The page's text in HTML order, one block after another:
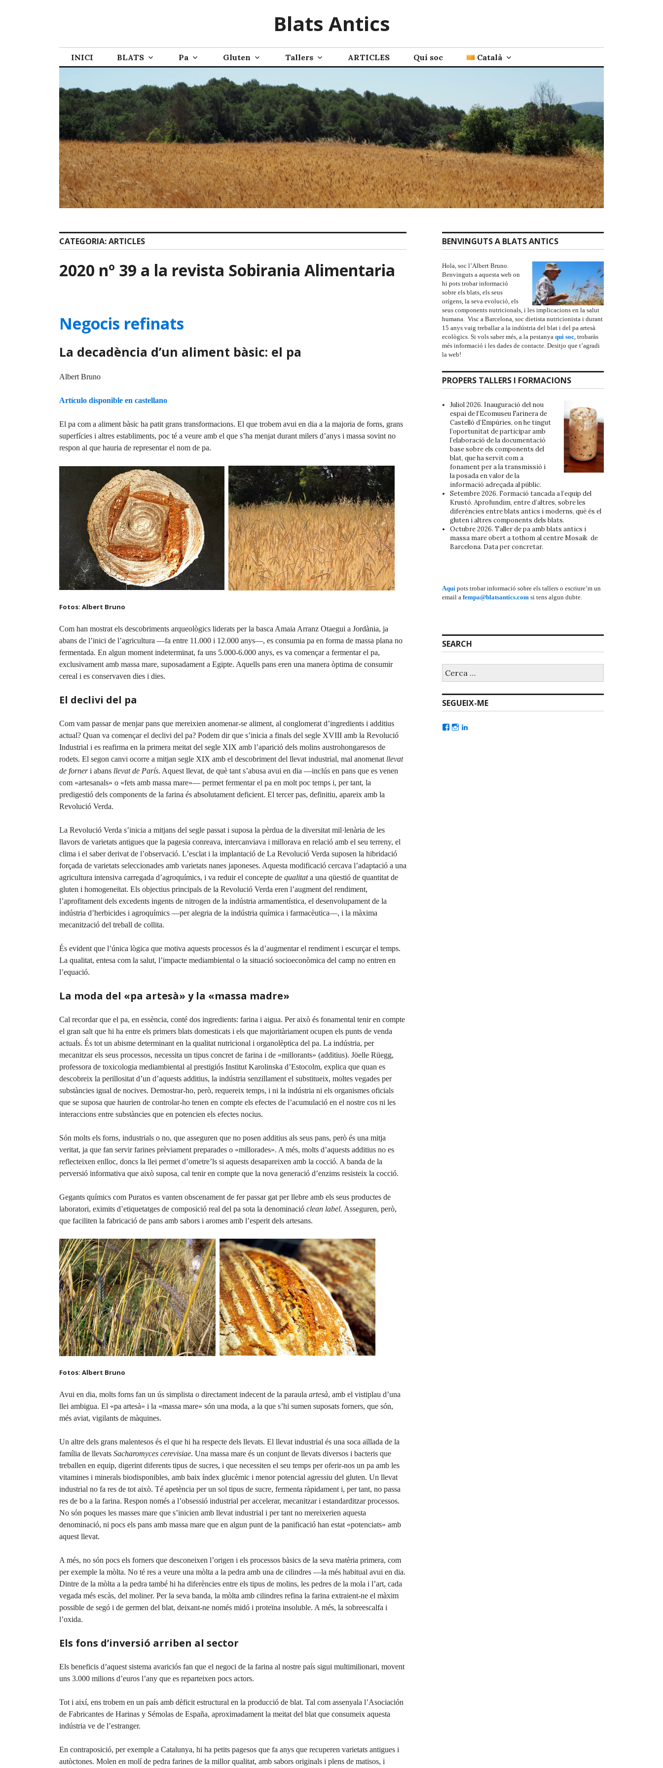
Blats Antics
INICI BLATS Pa Gluten Tallers ARTICLES Qui soc Català
CATEGORIA:ARTICLES
2020 nº 39 a la revista Sobirania Alimentaria
Negocis refinats
La decadència d’un aliment bàsic: el pa
Albert Bruno
Artículo disponible en castellano
El pa com a aliment bàsic ha patit grans transformacions. El que trobem avui en dia a la majoria de forns, grans
superfícies i altres establiments, poc té a veure amb el que s’ha menjat durant milers d’anys i massa sovint no
respon al que hauria de representar el nom de pa.
Fotos: Albert Bruno
Com han mostrat els descobriments arqueològics liderats per la basca Amaia Arranz Otaegui a Jordània, ja
abans de l’inici de l’agricultura —fa entre 11.000 i 12.000 anys—, es consumia pa en forma de massa plana no
fermentada. En algun moment indeterminat, fa uns 5.000-6.000 anys, es va començar a fermentar el pa,
exclusivament amb massa mare, suposadament a Egipte. Aquells pans eren una manera òptima de consumir
cereal i es conservaven dies i dies.
El declivi del pa
Com vam passar de menjar pans que mereixien anomenar-se aliment, al conglomerat d’ingredients i additius
actual? Quan va començar el declivi del pa? Podem dir que s’inicia a finals del segle XVIII amb la Revolució
Industrial i es reafirma en la primera meitat del segle XIX amb l’aparició dels molins austrohongaresos de
rodets. El segon canvi ocorre a mitjan segle XIX amb el descobriment del llevat industrial, mal anomenat llevat
de forneri abans llevat de París. Aquest llevat, de què tant s’abusa avui en dia —inclús en pans que es venen
com «artesanals» o «fets amb massa mare»— permet fermentar el pa en molt poc temps i, per tant, la
predigestió dels components de la farina és absolutament deficient. El tercer pas, definitiu, apareix amb la
Revolució Verda.
La Revolució Verda s’inicia a mitjans del segle passat i suposa la pèrdua de la diversitat mil·lenària de les
llavors de varietats antigues que la pagesia conreava, intercanviava i millorava en relació amb el seu terreny, el
clima i el saber derivat de l’observació. L’esclat i la implantació de La Revolució Verda suposen la hibridació
forçada de varietats seleccionades amb varietats nanes japoneses. Aquesta modificació cercava l’adaptació a una
agricultura intensiva carregada d’agroquímics, i va reduir el concepte de qualitata una qüestió de quantitat de
gluten i homogeneïtat. Els objectius principals de la Revolució Verda eren l’augment del rendiment,
l’aprofitament dels excedents ingents de nitrogen de la indústria armamentística, el desenvolupament de la
indústria d’herbicides i agroquímics —per alegria de la indústria química i farmacèutica—, i la màxima
mecanització del treball de collita.
És evident que l’única lògica que motiva aquests processos és la d’augmentar el rendiment i escurçar el temps.
La qualitat, entesa com la salut, l’impacte mediambiental o la situació socioeconòmica del camp no entren en
l’equació.
La moda del «pa artesà» y la «massa madre»
Cal recordar que el pa, en essència, conté dos ingredients: farina i aigua. Per això és fonamental tenir en compte
el gran salt que hi ha entre els primers blats domesticats i els que majoritàriament ocupen els punts de venda
actuals. És tot un abisme determinant en la qualitat nutricional i organolèptica del pa. La indústria, per
mecanitzar els seus processos, necessita un tipus concret de farina i de «millorants» (additius). Jöelle Rüegg,
professora de toxicologia mediambiental al prestigiós Institut Karolinska d’Estocolm, explica que quan es
descobreix la perillositat d’un d’aquests additius, la indústria senzillament el substitueix, moltes vegades per
substàncies igual de nocives. Demostrar-ho, però, requereix temps, i ni la indústria ni els organismes oficials
que se suposa que haurien de controlar-ho tenen en compte els efectes de l’acumulació en el nostre cos ni les
interaccions entre substàncies que en potencien els efectes nocius.
Són molts els forns, industrials o no, que asseguren que no posen additius als seus pans, però és una mitja
veritat, ja que fan servir farines prèviament preparades o «millorades». A més, molts d’aquests additius no es
reflecteixen enlloc, doncs la llei permet d’ometre’ls si aquests desapareixen amb la cocció. A banda de la
perversió informativa que això suposa, cal tenir en compte que la nova generació d’enzims resisteix la cocció.
Gegants químics com Puratos es vanten obscenament de fer passar gat per llebre amb els seus productes de
laboratori, eximits d’etiquetatges de composició real del pa sota la denominació clean label. Asseguren, però,
que faciliten la fabricació de pans amb sabors i aromes amb l’esperit dels artesans.
Fotos: Albert Bruno
Avui en dia, molts forns fan un ús simplista o directament indecent de la paraula artesà, amb el vistiplau d’una
llei ambigua. El «pa artesà» i la «massa mare» són una moda, a la que s’hi sumen suposats forners, que són,
més aviat, vigilants de màquines.
Un altre dels grans malentesos és el que hi ha respecte dels llevats. El llevat industrial és una soca aïllada de la
família de llevats Sacharomyces cerevisiae. Una massa mare és un conjunt de llevats diversos i bacteris que
treballen en equip, digerint diferents tipus de sucres, i que necessiten el seu temps per oferir-nos un pa amb les
vitamines i minerals biodisponibles, amb baix índex glucèmic i menor potencial agressiu del gluten. Un llevat
industrial no fa res de tot això. Té apetència per un sol tipus de sucre, fermenta ràpidament i, per tant, no passa
res de bo a la farina. Respon només a l’obsessió industrial per accelerar, mecanitzar i estandarditzar processos.
No són poques les masses mare que s’inicien amb llevat industrial i per tant no mereixerien aquesta
denominació, ni pocs els pans amb massa mare que en algun punt de la panificació han estat «potenciats» amb
aquest llevat.
A més, no són pocs els forners que desconeixen l’origen i els processos bàsics de la seva matèria primera, com
per exemple la mòlta. No té res a veure una mòlta a la pedra amb una de cilindres —la més habitual avui en dia.
Dintre de la mòlta a la pedra també hi ha diferències entre els tipus de molins, les pedres de la mola i l’art, cada
vegada més escàs, del moliner. Per la seva banda, la mòlta amb cilindres refina la farina extraient-ne el màxim
possible de segó i de germen del blat, deixant-ne només midó i proteïna insoluble. A més, la sobreescalfa i
l’oxida.
Els fons d’inversió arriben al sector
Els beneficis d’aquest sistema avariciós fan que el negoci de la farina al nostre país sigui multimilionari, movent
uns 3.000 milions d’euros l’any que es reparteixen pocs actors.
Tot i així, ens trobem en un país amb dèficit estructural en la producció de blat. Tal com assenyala l’Asociación
de Fabricantes de Harinas y Sémolas de España, aproximadament la meitat del blat que consumeix aquesta
indústria ve de l’estranger.
En contraposició, per exemple a Catalunya, hi ha petits pagesos que fa anys que recuperen varietats antigues i
autòctones. Molen en molí de pedra farines de la millor qualitat, amb sabors originals i plens de matisos, i
BENVINGUTS A BLATS ANTICS
Hola, soc l’Albert Bruno.
Benvinguts a aquesta web on
hi pots trobar informació
sobre els blats, els seus
orígens, la seva evolució, els
seus components nutricionals, i les implicacions en la salut
humana. Visc a Barcelona, soc dietista nutricionista i durant
15 anys vaig treballar a la indústria del blat i del pa artesà
ecològics. Si vols saber més, a la pestanya qui soc, trobaràs
més informació i les dades de contacte. Desitjo que t’agradi
la web!
PROPERS TALLERS I FORMACIONS
Juliol 2026. Inauguració del nou
espai de l’Ecomuseu Farinera de
Castelló d’Empúries, on he tingut
l’oportunitat de participar amb
l’elaboració de la documentació
base sobre els components del
blat, que ha servit com a
fonament per a la transmissió i
la posada en valor de la
informació adreçada al públic.
Setembre 2026. Formació tancada a l’equip del
Krustó. Aprofundim, entre d’altres, sobre les
diferències entre blats antics i moderns, què és el
gluten i altres components dels blats.
Octubre 2026. Taller de pa amb blats antics i
massa mare obert a tothom al centre Mosaik de
Barcelona. Data per concretar.
Aquí pots trobar informació sobre els tallers o escriure’m un
email a fempa@blatsantics.com si tens algun dubte.
SEARCH
SEGUEIX-ME